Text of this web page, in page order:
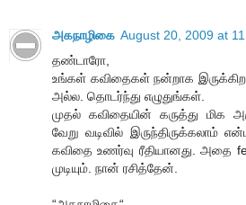
அகநாழிகை August 20, 2009 at
தண்டாரோ,
உங்கள் கவிதைகள் நன்றாக
அல்ல. தொடர்ந்து எழுதுங்கள்.
முதல் கவிதையின் கருத்து மிக
வேறு வடிவில் இருந்திருக்கலாம்
கவிதை உணர்வு ரீதியானது. அதை
முடியும். நான் ரசித்தேன்.